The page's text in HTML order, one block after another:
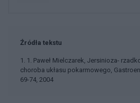
Źródła tekstu
1. 1. Paweł Mielczarek, Jersinioza-
choroba ukłasu pokarmowego,
69-74, 2004